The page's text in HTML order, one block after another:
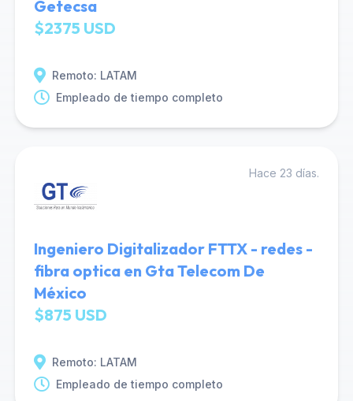
Getecsa
$2375 USD
Remoto: LATAM
Empleado de tiempo completo
Hace 23 días.
Ingeniero Digitalizador FTTX - redes -
fibra optica en Gta Telecom De
México
$875 USD
Remoto: LATAM
Empleado de tiempo completo